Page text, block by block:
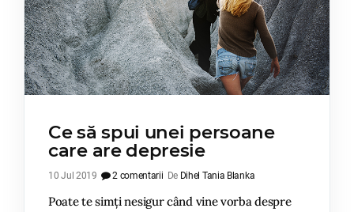
Ce să spui unei persoane
care are depresie
10 Jul 2019 2 comentarii De Dihel Tania Blanka
Poate te simți nesigur când vine vorba despre